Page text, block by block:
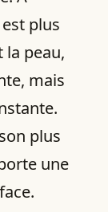
plus
la peau,
mais
plus
une